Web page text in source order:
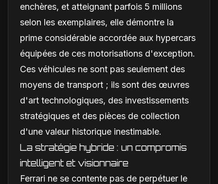
enchères, et atteignant parfois 5 millions
selon les exemplaires, elle démontre la
prime considérable accordée aux hypercars
équipées de ces motorisations d'exception.
Ces véhicules ne sont pas seulement des
moyens de transport ; ils sont des œuvres
d'art technologiques, des investissements
stratégiques et des pièces de collection
d'une valeur historique inestimable.
La stratégie hybride : un compromis
intelligent et visionnaire
Ferrari ne se contente pas de perpétuer le